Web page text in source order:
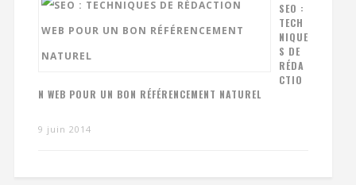
SEO :
TECH
NIQUE
S DE
RÉDA
CTIO
N WEB POUR UN BON RÉFÉRENCEMENT NATUREL
9 juin 2014